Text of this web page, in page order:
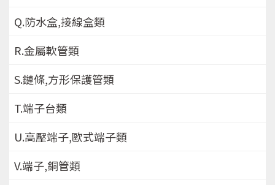
Q.防水盒,接線盒類
R.金屬軟管類
S.鏈條,方形保護管類
T.端子台類
U.高壓端子,歐式端子類
V.端子,銅管類